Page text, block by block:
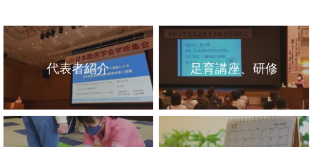
代表者紹介 足育講座、研修